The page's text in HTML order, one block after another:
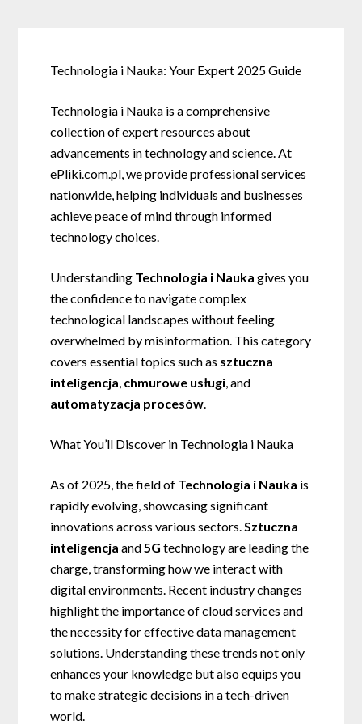
Technologia i Nauka: Your Expert 2025 Guide
Technologia i Nauka is a comprehensive
collection of expert resources about
advancements in technology and science. At
ePliki.com.pl, we provide professional services
nationwide, helping individuals and businesses
achieve peace of mind through informed
technology choices.
Understanding Technologia i Nauka gives you
the confidence to navigate complex
technological landscapes without feeling
overwhelmed by misinformation. This category
covers essential topics such as sztuczna
inteligencja chmurowe usługi , and
automatyzacja procesów
What You’ll Discover in Technologia i Nauka
As of 2025, the field of Technologia i Nauka is
rapidly evolving, showcasing significant
innovations across various sectors. Sztuczna
inteligencja and 5G technology are leading the
charge, transforming how we interact with
digital environments. Recent industry changes
highlight the importance of cloud services and
the necessity for effective data management
solutions. Understanding these trends not only
enhances your knowledge but also equips you
to make strategic decisions in a tech-driven
world.